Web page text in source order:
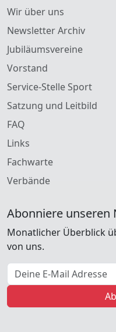
Wir über uns
Newsletter Archiv
Jubiläumsvereine
Vorstand
Service-Stelle Sport
Satzung und Leitbild
FAQ
Links
Fachwarte
Verbände
Abonniere unseren
Monatlicher Überblick
von uns.
E-Mail Adresse